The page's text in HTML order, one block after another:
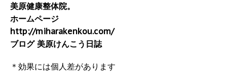
美原健康整体院。
ホームページ
http://miharakenkou.com/
ブログ 美原けんこう日誌
＊効果には個人差があります